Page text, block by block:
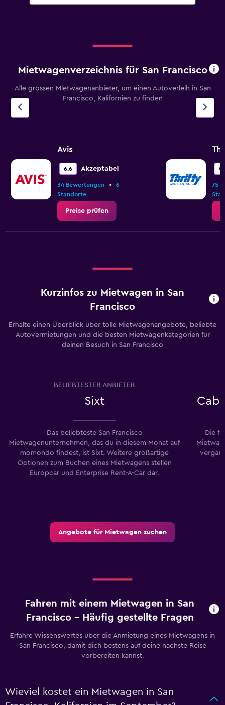
Mietwagenverzeichnis für San Francisco
Alle grossen Mietwagenanbieter, um einen Autoverleih in San
Francisco, Kalifornien zu finden
Avis
6.6 Akzeptabel
34 Bewertungen •
6
Standorte
Preise prüfen
75
Kurzinfos zu Mietwagen in San
Francisco
Erhalte einen Überblick über tolle Mietwagenangebote, beliebte
Autovermietungen und die besten Mietwagenkategorien für
deinen Besuch in San Francisco
BELIEBTESTER ANBIETER
Sixt
Das beliebteste San Francisco
Mietwagenunternehmen, das du in diesem Monat auf
momondo findest, ist Sixt. Weitere großartige
Optionen zum Buchen eines Mietwagens stellen
Europcar und Enterprise Rent-A-Car dar.
Die
Angebote für Mietwagen suchen
Fahren mit einem Mietwagen in San
Francisco – Häufig gestellte Fragen
Erfahre Wissenswertes über die Anmietung eines Mietwagens in
San Francisco, damit dich bestens auf deine nächste Reise
vorbereiten kannst.
Wieviel kostet ein Mietwagen in San